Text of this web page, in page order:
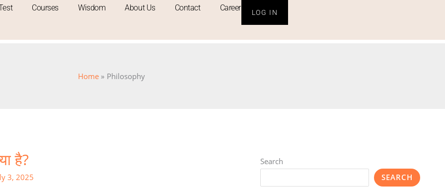
Courses Wisdom About Us Contact Career LOG IN
Home Philosophy
है?
3, 2025
Search
SEARCH